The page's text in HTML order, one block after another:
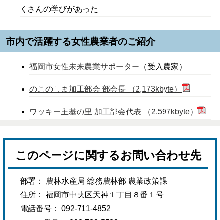
くさんの学びがあった
市内で活躍する女性農業者のご紹介
福岡市女性未来農業サポーター （受入農家）
のこのしま加工部会 部会長 （2,173kbyte）
ワッキー主基の里 加工部会代表 （2,597kbyte）
このページに関するお問い合わせ先
部署： 農林水産局 総務農林部 農業政策課
住所： 福岡市中央区天神１丁目８番１号
電話番号： 092-711-4852